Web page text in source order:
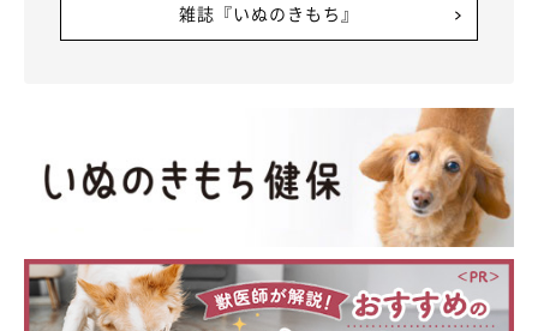
雑誌『いぬのきもち』